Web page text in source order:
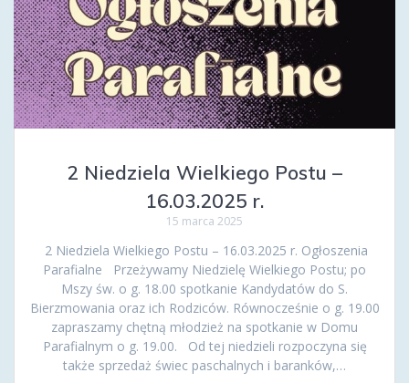
2 Niedziela Wielkiego Postu –
16.03.2025 r.
15 marca 2025
2 Niedziela Wielkiego Postu – 16.03.2025 r. Ogłoszenia
Parafialne Przeżywamy Niedzielę Wielkiego Postu; po
Mszy św. o g. 18.00 spotkanie Kandydatów do S.
Bierzmowania oraz ich Rodziców. Równocześnie o g. 19.00
zapraszamy chętną młodzież na spotkanie w Domu
Parafialnym o g. 19.00. Od tej niedzieli rozpoczyna się
także sprzedaż świec paschalnych i baranków,…